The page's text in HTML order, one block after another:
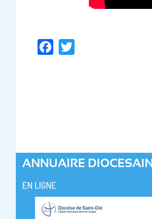
Facebook
ANNUAIRE DIOCESAIN
EN LIGNE